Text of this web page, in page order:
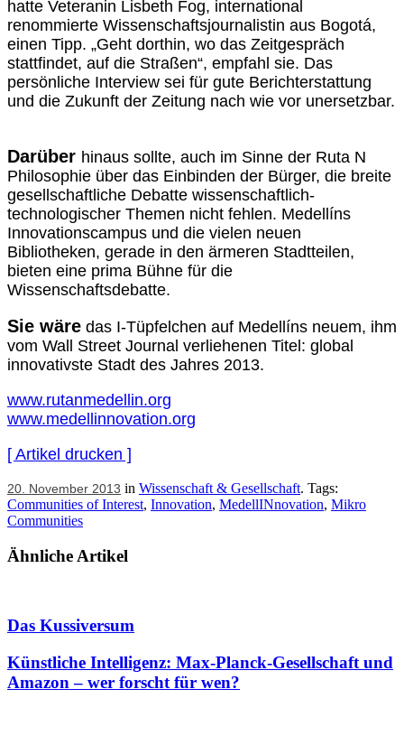
hatte Veteranin Lisbeth Fog, international
renommierte Wissenschaftsjournalistin aus Bogotá,
einen Tipp. „Geht dorthin, wo das Zeitgespräch
stattfindet, auf die Straßen“, empfahl sie. Das
persönliche Interview sei für gute Berichterstattung
und die Zukunft der Zeitung nach wie vor unersetzbar.
Darüber hinaus sollte, auch im Sinne der Ruta N
Philosophie über das Einbinden der Bürger, die breite
gesellschaftliche Debatte wissenschaftlich-
technologischer Themen nicht fehlen. Medellíns
Innovationscampus und die vielen neuen
Bibliotheken, gerade in den ärmeren Stadtteilen,
bieten eine prima Bühne für die
Wissenschaftsdebatte.
Sie wäre das I-Tüpfelchen auf Medellíns neuem, ihm
vom Wall Street Journal verliehenen Titel: global
innovativste Stadt des Jahres 2013.
www.rutanmedellin.org
www.medellinnovation.org
[ Artikel drucken ]
20. November 2013 in Wissenschaft & Gesellschaft. Tags:
Communities of Interest, Innovation, MedellINnovation, Mikro
Communities
Ähnliche Artikel
Das Kussiversum
Künstliche Intelligenz: Max-Planck-Gesellschaft und
Amazon – wer forscht für wen?